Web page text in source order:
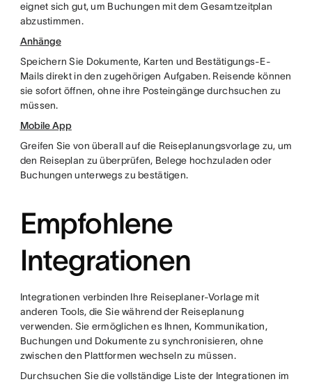
eignet sich gut, um Buchungen mit dem Gesamtzeitplan
abzustimmen.
Anhänge
Speichern Sie Dokumente, Karten und Bestätigungs-E-
Mails direkt in den zugehörigen Aufgaben. Reisende können
sie sofort öffnen, ohne ihre Posteingänge durchsuchen zu
müssen.
Mobile App
Greifen Sie von überall auf die Reiseplanungsvorlage zu, um
den Reiseplan zu überprüfen, Belege hochzuladen oder
Buchungen unterwegs zu bestätigen.
Empfohlene
Integrationen
Integrationen verbinden Ihre Reiseplaner-Vorlage mit
anderen Tools, die Sie während der Reiseplanung
verwenden. Sie ermöglichen es Ihnen, Kommunikation,
Buchungen und Dokumente zu synchronisieren, ohne
zwischen den Plattformen wechseln zu müssen.
Durchsuchen Sie die vollständige Liste der Integrationen im